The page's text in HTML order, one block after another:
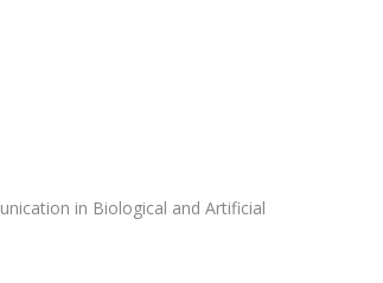
in Biological and Artificial